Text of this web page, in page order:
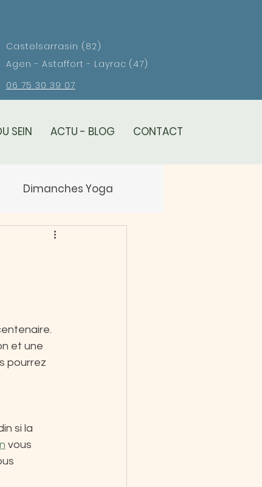
Castelsarrasin (82)
Agen - Astaffort - Layrac (47)
06 75 30 39 07
SEIN ACTU - BLOG CONTACT
Dimanches Yoga
et une
pourrez
si la
vous